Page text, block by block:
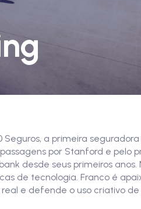
a primeira seguradora
por Stanford e pelo
desde seus primeiros anos.
de tecnologia. Franco é
e defende o uso criativo